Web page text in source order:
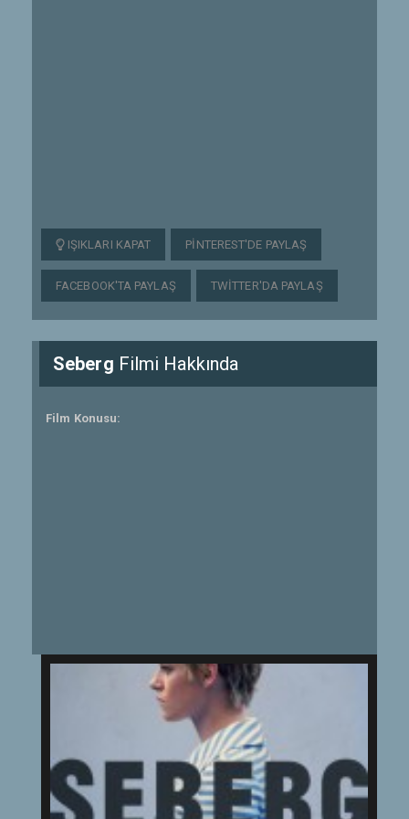
IŞIKLARI KAPAT PINTEREST'DE PAYLAŞ
FACEBOOK'TA PAYLAŞ TWITTER'DA PAYLAŞ
Seberg Filmi Hakkında
Film Konusu: